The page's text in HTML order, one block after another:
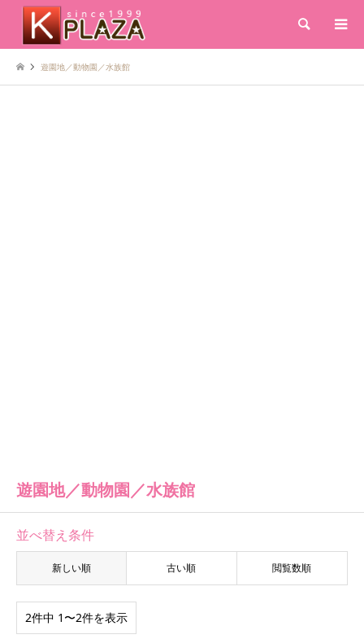
検索
遊園地／動物園／水族館
遊園地／動物園／水族館
並べ替え条件
新しい順 古い順 閲覧数順
2件中 1〜2件を表示